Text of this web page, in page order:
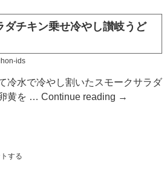
ダチキン乗せ冷やし讃岐うど
ids
冷水で冷やし割いたスモークサラダ
黄を … Continue reading →
する